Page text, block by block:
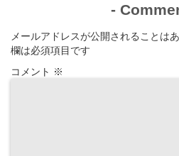
-
メールアドレスが公開されることはあ
欄は必須項目です
コメント ※